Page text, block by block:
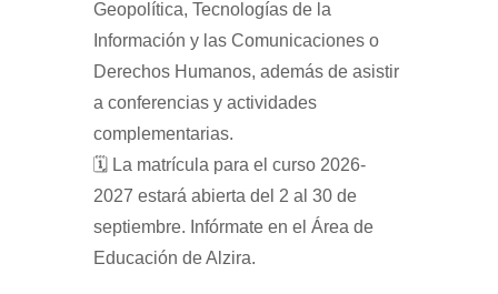
Geopolítica, Tecnologías de la
Información y las Comunicaciones o
Derechos Humanos, además de asistir
a conferencias y actividades
complementarias.
🗓️ La matrícula para el curso 2026-
2027 estará abierta del 2 al 30 de
septiembre. Infórmate en el Área de
Educación de Alzira.